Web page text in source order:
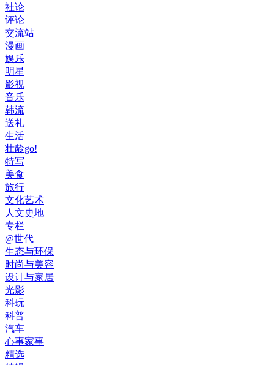
社论
评论
交流站
漫画
娱乐
明星
影视
音乐
韩流
送礼
生活
壮龄go!
特写
美食
旅行
文化艺术
人文史地
专栏
@世代
生态与环保
时尚与美容
设计与家居
光影
科玩
科普
汽车
心事家事
精选